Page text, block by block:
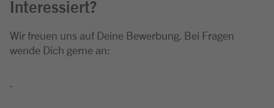
Interessiert?
Wir freuen uns auf Deine Bewerbung. Bei Fragen
wende Dich gerne an: